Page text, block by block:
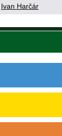
Ivan Harčár